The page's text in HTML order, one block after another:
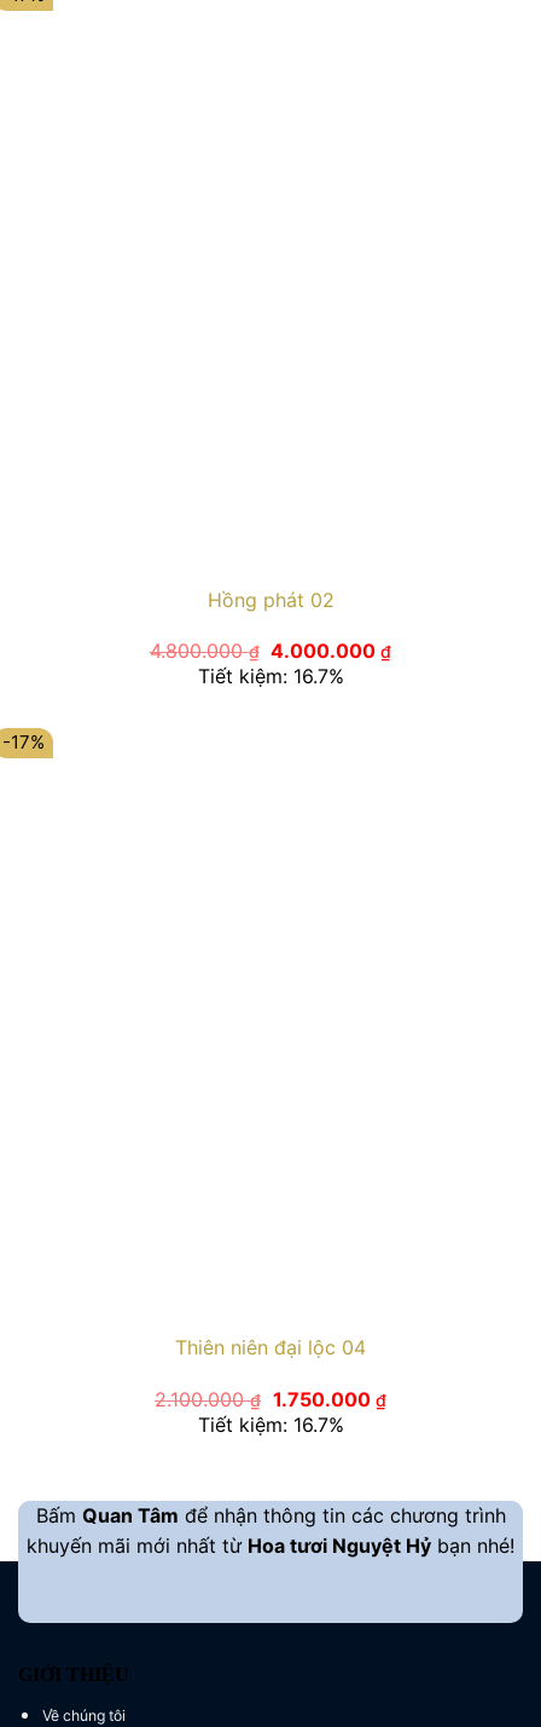
Hồng phát 02
4.800.000₫ Giá
gốc
là:
4.000.000₫Giá
Tiết kiệm: 16.7%
-17%
Thiên niên đại lộc 04
2.100.000₫ Giá
gốc
là:
1.750.000 ₫Giá
hiện
Tiết kiệm: 16.7%
Bấm Quan Tâm để nhận thông tin các chương trình
khuyến mãi mới nhất từ Hoa tươi Nguyệt Hỷ bạn nhé!
GIỚI THIỆU
Về chúng tôi